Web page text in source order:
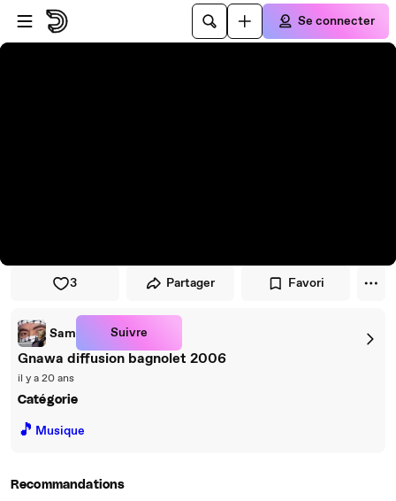
Passer au player
Passer au contenu principal
Se connecter
3 Partager Favori
Sam Suivre
Gnawa diffusion bagnolet 2006
il y a 20 ans
Catégorie
🎵 Musique
Recommandations